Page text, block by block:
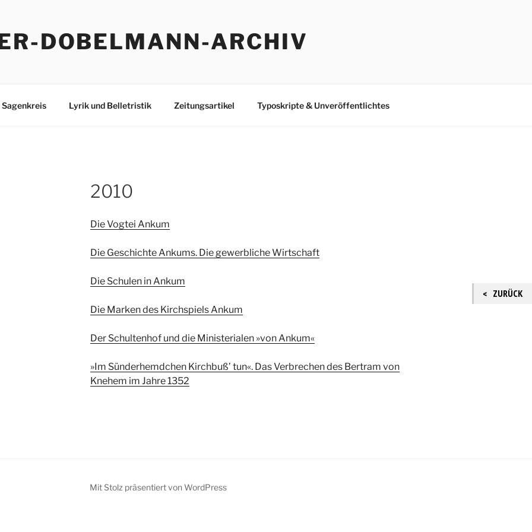
DOBELMANN-ARCHIV
Sagenkreis Lyrik und Belletristik Zeitungsartikel Typoskripte & Unveröffentlichtes
2010
Die Vogtei Ankum
Die Geschichte Ankums. Die gewerbliche Wirtschaft
Die Schulen in Ankum
Die Marken des Kirchspiels Ankum
Der Schultenhof und die Ministerialen »von Ankum«
»Im Sünderhemdchen Kirchbuß’ tun«. Das Verbrechen des Bertram von
Knehem im Jahre 1352
Mit Stolz präsentiert von WordPress
ZURÜCK